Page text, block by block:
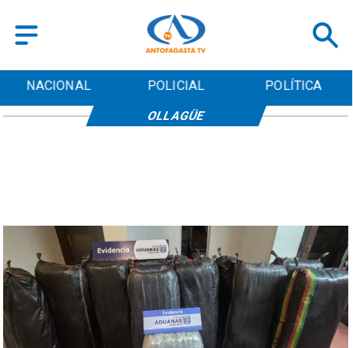
NACIONAL POLICIAL POLÍTICA
OLLAGÜE